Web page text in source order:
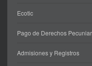
Ecotic
Pago de Derechos
Admisiones y Registros